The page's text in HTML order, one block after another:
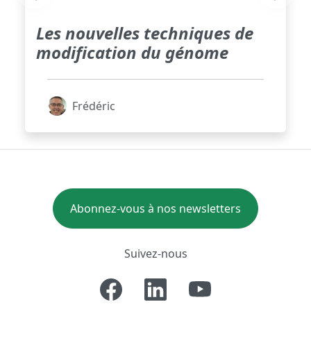
Les nouvelles techniques de
modification du génome
Frédéric
Abonnez-vous à nos newsletters
Suivez-nous